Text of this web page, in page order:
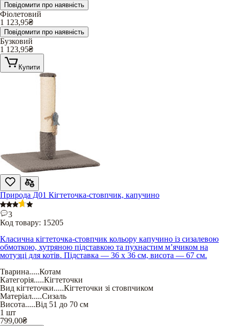
Повідомити про наявність
Фіолетовий
1 123,95₴
Повідомити про наявність
Бузковий
1 123,95₴
Купити
Природа Д01 Кігтеточка-стовпчик, капучино
3
Код товару: 15205
Класична кігтеточка-стовпчик кольору капучино із сизалевою
обмоткою, хутряною підставкою та пухнастим м’ячиком на
мотузці для котів. Підставка — 36 х 36 см, висота — 67 см.
Тварина.....Котам
Категорія.....Кігтеточки
Вид кігтеточки.....Кігтеточки зі стовпчиком
Матеріал.....Сизаль
Висота.....Від 51 до 70 см
1 шт
799,00₴